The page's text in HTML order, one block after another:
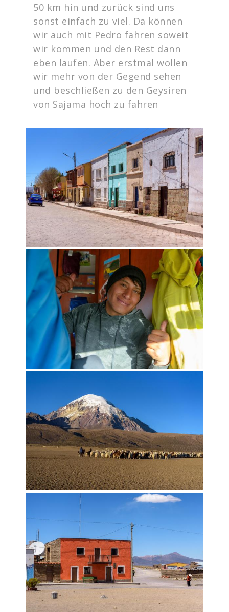
50 km hin und zurück sind uns
sonst einfach zu viel. Da können
wir auch mit Pedro fahren soweit
wir kommen und den Rest dann
eben laufen. Aber erstmal wollen
wir mehr von der Gegend sehen
und beschließen zu den Geysiren
von Sajama hoch zu fahren